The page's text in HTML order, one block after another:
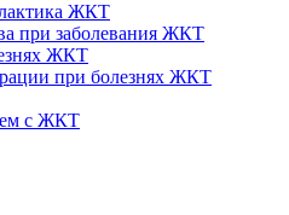
ЖКТ
при заболевания ЖКТ
ЖКТ
при болезнях ЖКТ
с ЖКТ